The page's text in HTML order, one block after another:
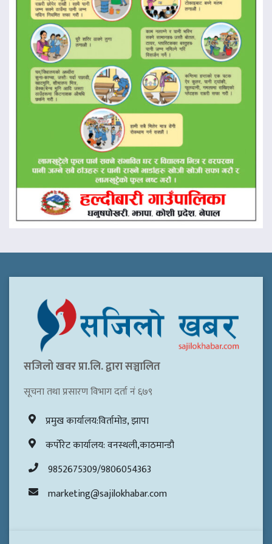
सजिलो खवर प्रा.लि. द्वारा सञ्चालित
सूचना तथा प्रसारण विभाग दर्ता नं ६७९
प्रमुख कार्यालय:विर्तामोड, झापा
कर्पोरेट कार्यालय: वनस्थली,काठमान्डौ
9852675309/9806054363
marketing@sajilokhabar.com